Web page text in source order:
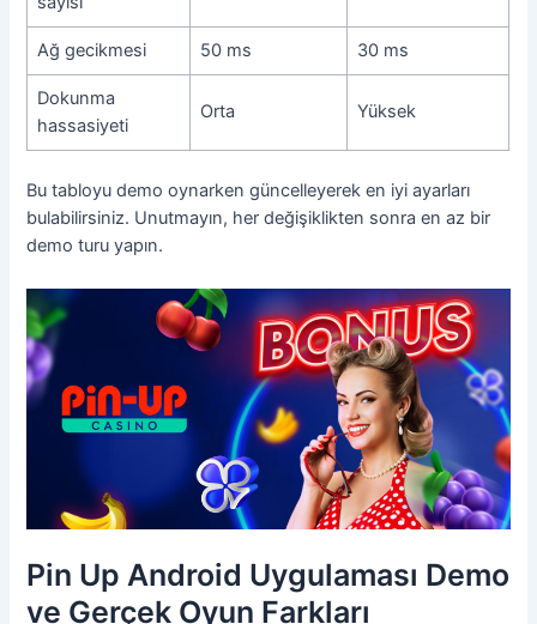
Ağ gecikmesi 50 ms 30 ms
Dokunma
hassasiyeti
Orta Yüksek
Bu tabloyu demo oynarken güncelleyerek en iyi ayarları
bulabilirsiniz. Unutmayın, her değişiklikten sonra en az bir
demo turu yapın.
Pin Up Android Uygulaması Demo
ve Gerçek Oyun Farkları